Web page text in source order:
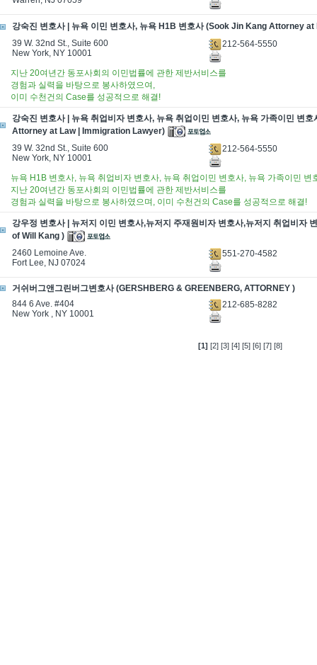
강숙진 변호사 | 뉴욕 이민 변호사, 뉴욕 H1B 변호사 (Sook Jin Kang Attorney at
39 W. 32nd St., Suite 600
New York, NY 10001
212-564-5550
지난 20여년간 동포사회의 이민법률에 관한 제반서비스를
경험과 실력을 바탕으로 봉사하였으여,
이미 수천건의 Case를 성공적으로 해결!
강숙진 변호사 | 뉴욕 취업비자 변호사, 뉴욕 취업이민 변호사, 뉴욕 가족이민 변
Attorney at Law | Immigration Lawyer)
39 W. 32nd St., Suite 600
New York, NY 10001
212-564-5550
뉴욕 H1B 변호사, 뉴욕 취업비자 변호사, 뉴욕 취업이민 변호사, 뉴욕 가족이민 변
지난 20여년간 동포사회의 이민법률에 관한 제반서비스를
경험과 실력을 바탕으로 봉사하였으며, 이미 수천건의 Case를 성공적으로 해결!
강우정 변호사 | 뉴저지 이민 변호사,뉴저지 주재원비자 변호사,뉴저지 취업비자
of Will Kang )
2460 Lemoine Ave.
Fort Lee, NJ 07024
551-270-4582
거쉬버그앤그린버그변호사 (GERSHBERG & GREENBERG, ATTORNEY )
844 6 Ave. #404
New York , NY 10001
212-685-8282
[1] [2] [3] [4] [5] [6] [7] [8]